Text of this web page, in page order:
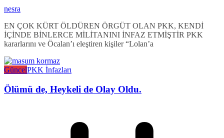
nesra
EN ÇOK KÜRT ÖLDÜREN ÖRGÜT OLAN PKK, KENDİ
İÇİNDE BİNLERCE MİLİTANINI İNFAZ ETMİŞTİR PKK
kararlarını ve Öcalan’ı eleştiren kişiler “Lolan’a
GüncelPKK İnfazları
Ölümü de, Heykeli de Olay Oldu.